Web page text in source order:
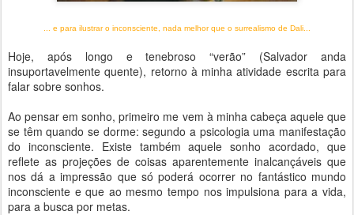
... e para ilustrar o inconsciente, nada melhor que o surrealismo de Dali...
Hoje, após longo e tenebroso “verão” (Salvador anda
insuportavelmente quente), retorno à minha atividade escrita para
falar sobre sonhos.
Ao pensar em sonho, primeiro me vem à minha cabeça aquele que
se têm quando se dorme: segundo a psicologia uma manifestação
do inconsciente. Existe também aquele sonho acordado, que
reflete as projeções de coisas aparentemente inalcançáveis que
nos dá a impressão que só poderá ocorrer no fantástico mundo
inconsciente e que ao mesmo tempo nos impulsiona para a vida,
para a busca por metas.